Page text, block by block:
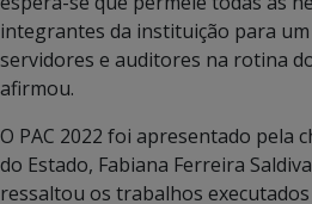
integrantes da instituição para
servidores e auditores na rotina
afirmou.
O PAC 2022 foi apresentado pela
do Estado, Fabiana Ferreira
ressaltou os trabalhos